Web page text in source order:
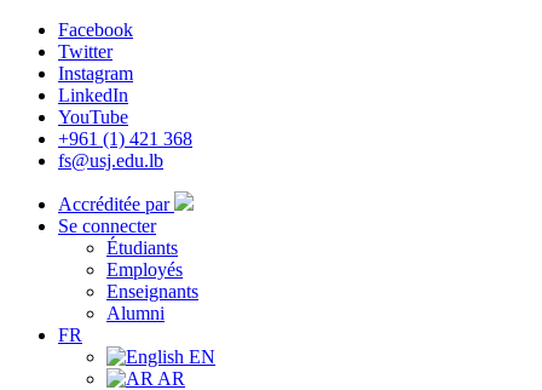
Facebook
Twitter
Instagram
LinkedIn
YouTube
+961 (1) 421 368
fs@usj.edu.lb
Accréditée par
Se connecter
Étudiants
Employés
Enseignants
Alumni
FR
EN
AR